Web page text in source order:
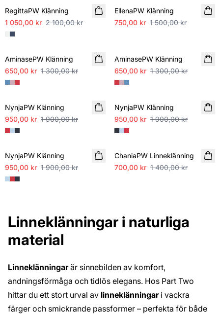
RegittaPW Klänning
1 050,00 kr 2 100,00 kr
EllenaPW Klänning
750,00 kr 1 500,00 kr
SALE
AminasePW Klänning
650,00 kr 1 300,00 kr
AminasePW Klänning
650,00 kr 1 300,00 kr
SALE
NynjaPW Klänning
950,00 kr 1 900,00 kr
SALE
NynjaPW Klänning
950,00 kr 1 900,00 kr
SALE
NynjaPW Klänning
950,00 kr 1 900,00 kr
SALE
ChaniaPW Linneklänning
700,00 kr 1 400,00 kr
Linneklänningar i naturliga
material
Linneklänningarär sinnebilden av komfort,
andningsförmåga och tidlös elegans. Hos Part Two
hittar du ett stort urval av linneklänningari vackra
färger och smickrande passformer – perfekta för både